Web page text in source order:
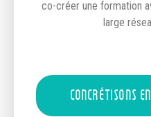
co-créer une formation
large
CONCRÉTISONS